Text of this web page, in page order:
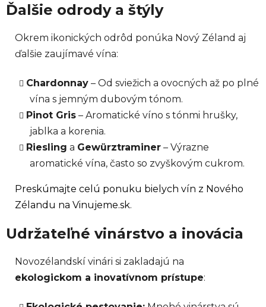
Ďalšie odrody a štýly
Okrem ikonických odrôd ponúka Nový Zéland aj
ďalšie zaujímavé vína:
Chardonnay – Od sviežich a ovocných až po plné
vína s jemným dubovým tónom.
Pinot Gris – Aromatické víno s tónmi hrušky,
jablka a korenia.
Riesling a Gewürztraminer – Výrazne
aromatické vína, často so zvyškovým cukrom.
Preskúmajte celú ponuku bielych vín z Nového
Zélandu na Vinujeme.sk.
Udržateľné vinárstvo a inovácia
Novozélandskí vinári si zakladajú na
ekologickom a inovatívnom prístupe: